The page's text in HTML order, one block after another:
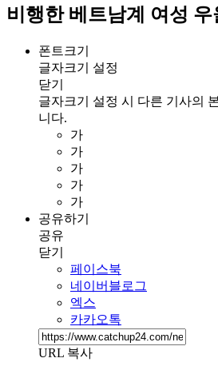
비행한 베트남계 여성 우
폰트크기
글자크기 설정
닫기
글자크기 설정 시 다른 기사의
니다.
가
가
가
가
가
공유하기
공유
닫기
페이스북
네이버블로그
엑스
카카오톡
URL 복사